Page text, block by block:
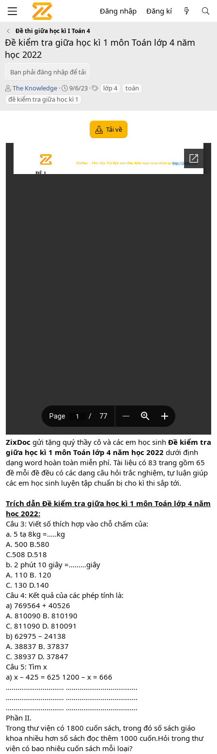
Đăng nhập Đăng kí
Đề thi giữa học kì I Toán 4
Đề kiểm tra giữa học kì 1 môn Toán lớp 4 năm
học 2022
Bạn phải đăng nhập để tải
T
á
c
The Knowledge
C
r
e
t
9/6/23
T lớp 4
toán
đề kiểm tra giữa học kì 1
Tải về
ZixDoc gửi tặng quý thầy cô và các em học sinh Đề kiểm tra
giữa học kì 1 môn Toán lớp 4 năm học 2022 dưới định
dạng word hoàn toàn miễn phí. Tài liệu có 83 trang gồm 65
đề mỗi đề đều có các dạng câu hỏi trắc nghiệm, tự luận giúp
các em học sinh luyện tập chuẩn bị cho kì thi sắp tới.
Trích dẫn Đề kiểm tra giữa học kì 1 môn Toán lớp 4 năm
học 2022:
Câu 3: Viết số thích hợp vào chỗ chấm của:
a. 5 tạ 8kg =…..kg
A. 500 B.580
C.508 D.518
b. 2 phút 10 giây =………giây
A. 110 B. 120
C. 130 D.140
Câu 4: Kết quả của các phép tính là:
a) 769564 + 40526
A. 810090 B. 810190
C. 811090 D. 810091
b) 62975 – 24138
A. 38837 B. 37837
C. 38937 D. 37847
Câu 5: Tìm x
a) x – 425 = 625 1200 – x = 666
………………………… ……………………………….
………………………… ……………………………….
………………………… ……………………………….
Phần II.
Trong thư viện có 1800 cuốn sách, trong đó số sách giáo
khoa nhiều hơn số sách đọc thêm 1000 cuốn.Hỏi trong thư
viện có bao nhiêu cuốn sách mỗi loại?